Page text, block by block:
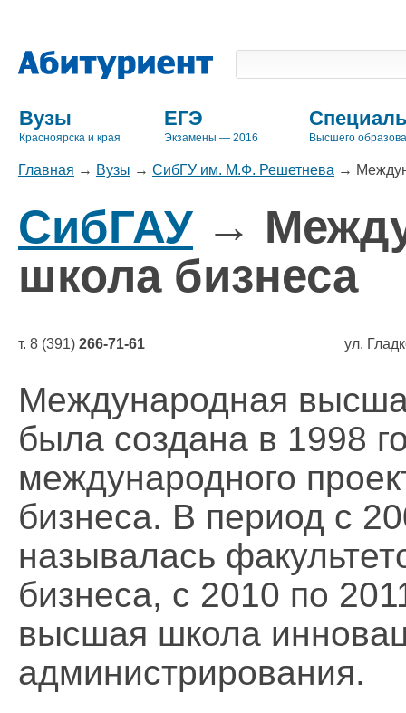
Вузы
Красноярска и края
ЕГЭ
Экзамены — 2016 Высшего
Главная → Вузы → СибГУ им. М.Ф. Решетнева →
СибГАУ →
школа бизнеса
т. 8 (391) 266-71-61 ул.
Международная
была создана в 1998
международного
бизнеса. В период с
называлась
бизнеса, с 2010 по
высшая школа
администрирования.